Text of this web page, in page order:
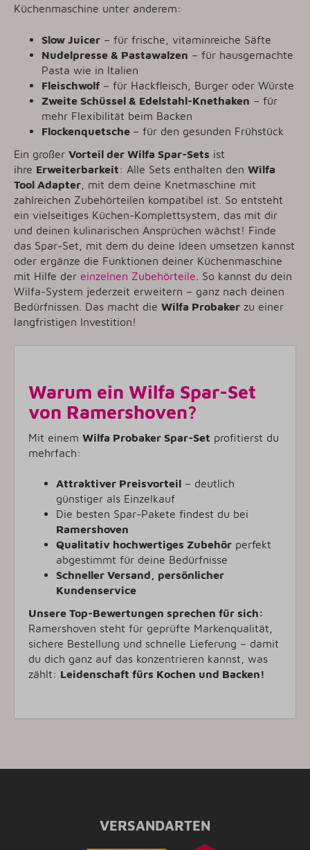
Küchenmaschine unter anderem:
Slow Juicer – für frische, vitaminreiche Säfte
Nudelpresse & Pastawalzen – für hausgemachte
Pasta wie in Italien
Fleischwolf – für Hackfleisch, Burger oder Würste
Zweite Schüssel & Edelstahl-Knethaken – für
mehr Flexibilität beim Backen
Flockenquetsche – für den gesunden Frühstück
Ein großer Vorteil der Wilfa Spar-Sets ist
ihre Erweiterbarkeit: Alle Sets enthalten den Wilfa
Tool Adapter , mit dem deine Knetmaschine mit
zahlreichen Zubehörteilen kompatibel ist. So entsteht
ein vielseitiges Küchen-Komplettsystem, das mit dir
und deinen kulinarischen Ansprüchen wächst! Finde
das Spar-Set, mit dem du deine Ideen umsetzen kannst
oder ergänze die Funktionen deiner Küchenmaschine
mit Hilfe der einzelnen Zubehörteile . So kannst du dein
Wilfa-System jederzeit erweitern – ganz nach deinen
Bedürfnissen. Das macht die Wilfa Probaker zu einer
langfristigen Investition!
Warum ein Wilfa Spar-Set
von Ramershoven?
Mit einem Wilfa Probaker Spar-Set profitierst du
mehrfach:
Attraktiver Preisvorteil – deutlich
günstiger als Einzelkauf
Die besten Spar-Pakete findest du bei
Ramershoven
Qualitativ hochwertiges Zubehör perfekt
abgestimmt für deine Bedürfnisse
Schneller Versand, persönlicher
Kundenservice
Unsere Top-Bewertungen sprechen für sich:
Ramershoven steht für geprüfte Markenqualität,
sichere Bestellung und schnelle Lieferung – damit
du dich ganz auf das konzentrieren kannst, was
zählt: Leidenschaft fürs Kochen und Backen!
VERSANDARTEN